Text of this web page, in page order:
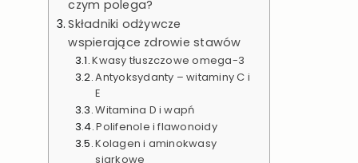
czym polega?
Składniki odżywcze
wspierające zdrowie stawów
Kwasy tłuszczowe omega-3
Antyoksydanty – witaminy C i
E
Witamina D i wapń
Polifenole i flawonoidy
Kolagen i aminokwasy
siarkowe